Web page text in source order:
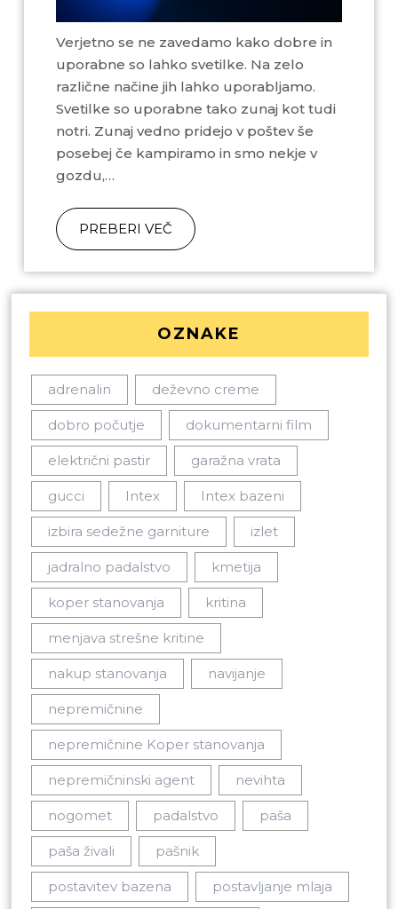
Verjetno se ne zavedamo kako dobre in
uporabne so lahko svetilke. Na zelo
različne načine jih lahko uporabljamo.
Svetilke so uporabne tako zunaj kot tudi
notri. Zunaj vedno pridejo v poštev še
posebej če kampiramo in smo nekje v
gozdu,…
PREBERI VEČ
OZNAKE
adrenalin deževno creme
dobro počutje dokumentarni film
električni pastir garažna vrata
gucci Intex Intex bazeni
izbira sedežne garniture izlet
jadralno padalstvo kmetija
koper stanovanja kritina
menjava strešne kritine
nakup stanovanja navijanje
nepremičnine
nepremičnine Koper stanovanja
nepremičninski agent nevihta
nogomet padalstvo paša
paša živali pašnik
postavitev bazena postavljanje mlaja